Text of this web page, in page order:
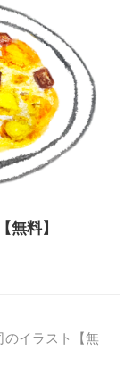
無料】
のイラスト【無